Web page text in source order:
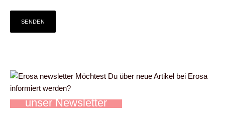
Möchtest Du über neue Artikel bei Erosa
informiert werden?
unser Newsletter